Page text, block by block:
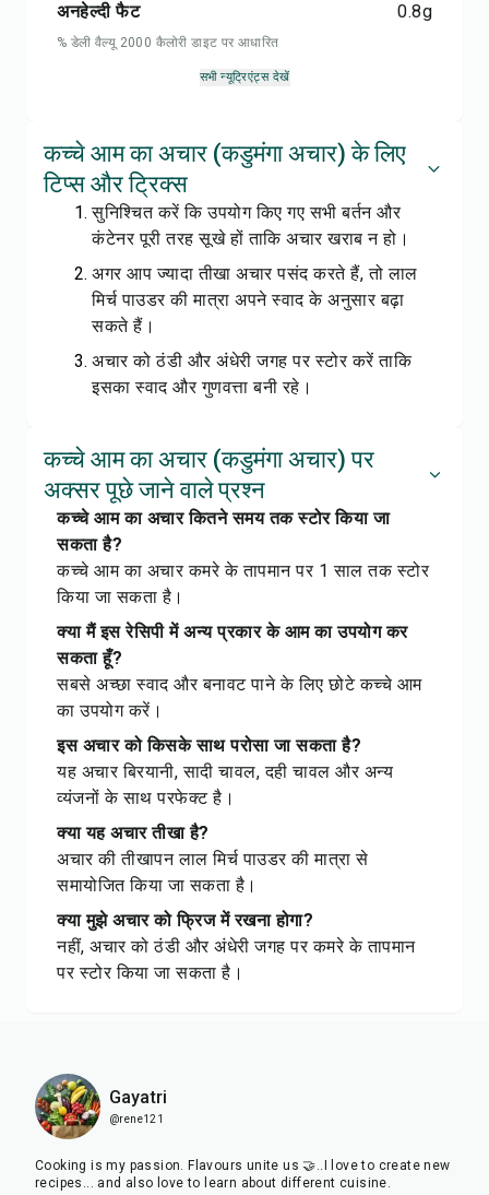
अनहेल्दी फैट
0.8g
% डेली वैल्यू 2000 कैलोरी डाइट पर आधारित
सभी न्यूट्रिएंट्स देखें
कच्चे आम का अचार (कडुमंगा अचार) के लिए
टिप्स और ट्रिक्स
सुनिश्चित करें कि उपयोग किए गए सभी बर्तन और
कंटेनर पूरी तरह सूखे हों ताकि अचार खराब न हो।
अगर आप ज्यादा तीखा अचार पसंद करते हैं, तो लाल
मिर्च पाउडर की मात्रा अपने स्वाद के अनुसार बढ़ा
सकते हैं।
अचार को ठंडी और अंधेरी जगह पर स्टोर करें ताकि
इसका स्वाद और गुणवत्ता बनी रहे।
कच्चे आम का अचार (कडुमंगा अचार) पर
अक्सर पूछे जाने वाले प्रश्न
कच्चे आम का अचार कितने समय तक स्टोर किया जा
सकता है?
कच्चे आम का अचार कमरे के तापमान पर 1 साल तक स्टोर
किया जा सकता है।
क्या मैं इस रेसिपी में अन्य प्रकार के आम का उपयोग कर
सकता हूँ?
सबसे अच्छा स्वाद और बनावट पाने के लिए छोटे कच्चे आम
का उपयोग करें।
इस अचार को किसके साथ परोसा जा सकता है?
यह अचार बिरयानी, सादी चावल, दही चावल और अन्य
व्यंजनों के साथ परफेक्ट है।
क्या यह अचार तीखा है?
अचार की तीखापन लाल मिर्च पाउडर की मात्रा से
समायोजित किया जा सकता है।
क्या मुझे अचार को फ्रिज में रखना होगा?
नहीं, अचार को ठंडी और अंधेरी जगह पर कमरे के तापमान
पर स्टोर किया जा सकता है।
Gayatri
@rene121
Cooking is my passion. Flavours unite us 🤝..I love to create new
recipes... and also love to learn about different cuisine.